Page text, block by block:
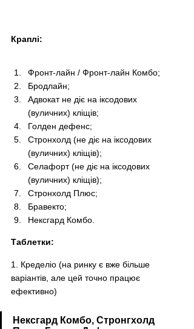
Краплі:
Фронт-лайн / Фронт-лайн Комбо;
Бродлайн;
Адвокат не діє на іксодових
(вуличних) кліщів;
Голден дефенс;
Стронхолд (не діє на іксодових
(вуличних) кліщів);
Селафорт (не діє на іксодових
(вуличних) кліщів);
Стронхолд Плюс;
Бравекто;
Нексгард Комбо.
Таблетки:
1. Кределіо (на ринку є вже більше
варіантів, але цей точно працює
ефективно)
Нексгард Комбо, Стронгхолд